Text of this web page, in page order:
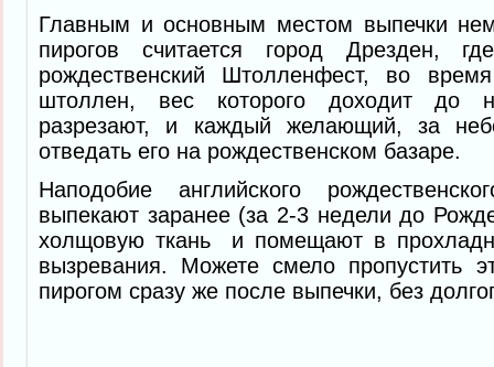
Главным и основным местом выпечки
пирогов считается город Дрезден,
рождественский Штолленфест, во время
штоллен, вес которого доходит до
разрезают, и каждый желающий, за
отведать его на рождественском базаре.
Наподобие английского
выпекают заранее (за 2-3 недели до
холщовую ткань и помещают в
вызревания. Можете смело пропустить
пирогом сразу же после выпечки, без